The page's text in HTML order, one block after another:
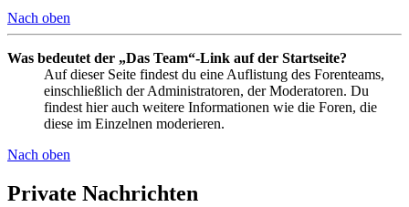
Nach oben
Was bedeutet der „Das Team“-Link auf der Startseite?
Auf dieser Seite findest du eine Auflistung des Forenteams,
einschließlich der Administratoren, der Moderatoren. Du
findest hier auch weitere Informationen wie die Foren, die
diese im Einzelnen moderieren.
Nach oben
Private Nachrichten